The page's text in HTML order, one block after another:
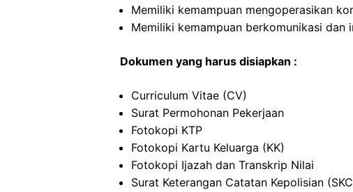
Memiliki kemampuan mengoperasikan
Memiliki kemampuan berkomunikasi dan
Dokumen yang harus disiapkan :
Curriculum Vitae (CV)
Surat Permohonan Pekerjaan
Fotokopi KTP
Fotokopi Kartu Keluarga (KK)
Fotokopi Ijazah dan Transkrip Nilai
Surat Keterangan Catatan Kepolisian